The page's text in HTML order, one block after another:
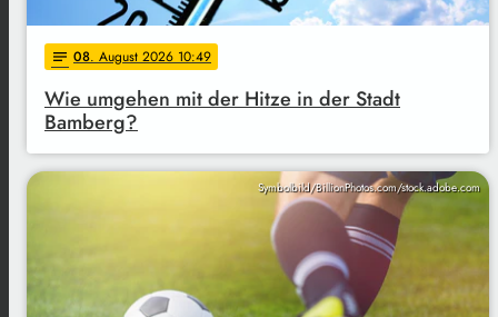
notes 08. August 2026 10:49
Wie umgehen mit der Hitze in der Stadt
Bamberg?
Symbolbild/BillionPhotos.com/stock.adobe.com